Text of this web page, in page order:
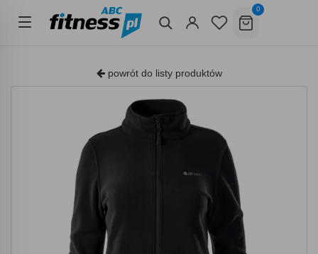
0
powrót do listy produktów